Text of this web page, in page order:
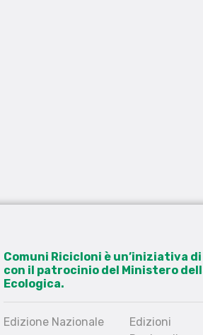
Comuni Ricicloni è un’iniziativa
con il patrocinio del Ministero
Ecologica.
Edizione Nazionale
Edizioni